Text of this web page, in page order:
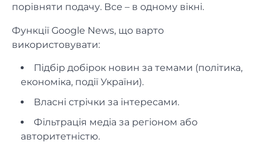
порівняти подачу. Все – в одному вікні.
Функції Google News, що варто
використовувати:
Підбір добірок новин за темами (політика,
економіка, події України).
Власні стрічки за інтересами.
Фільтрація медіа за регіоном або
авторитетністю.